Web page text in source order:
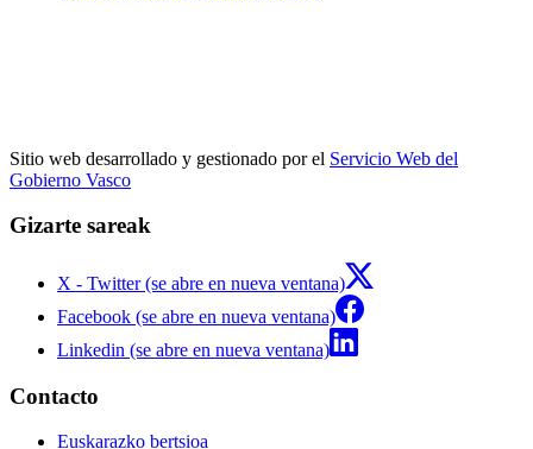
Sitio web desarrollado y gestionado por el Servicio Web del
Gobierno Vasco
Gizarte sareak
X - Twitter (se abre en nueva ventana)
Facebook (se abre en nueva ventana)
Linkedin (se abre en nueva ventana)
Contacto
Euskarazko bertsioa